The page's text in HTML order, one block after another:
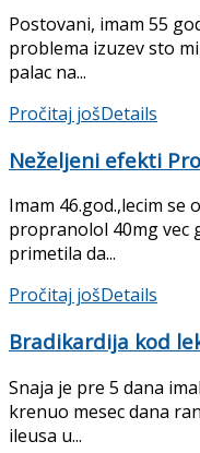
Postovani, imam 55
problema izuzev sto
palac na...
Pročitaj jošDetails
Neželjeni efekti
Imam 46.god.,lecim
propranolol 40mg vec
primetila da...
Pročitaj jošDetails
Bradikardija kod
Snaja je pre 5 dana
krenuo mesec dana
ileusa u...